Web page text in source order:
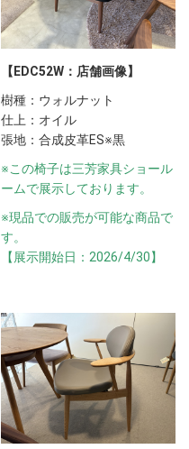
【EDC52W：店舗画像】
樹種：ウォルナット
仕上：オイル
張地：合成皮革ES※黒
※この椅子は三芳家具ショール
ームで展示しております。
※現品での販売が可能な商品で
す。
【展示開始日：2026/4/30】